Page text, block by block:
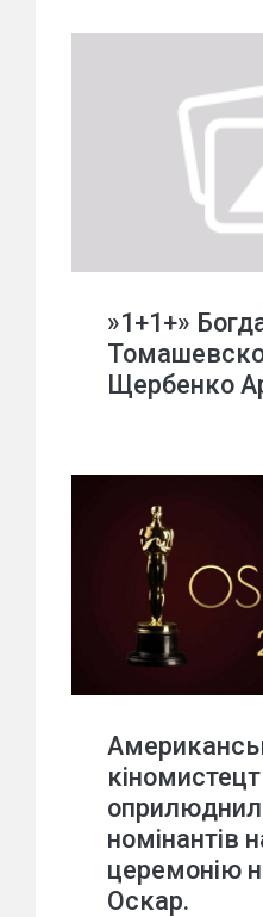
»1+1+»
Щербенко
номінантів
церемонію
Оскар.